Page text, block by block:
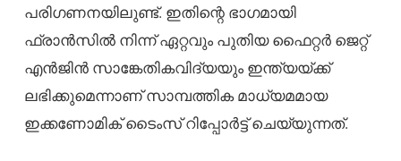
പരിഗണനയിലുണ്ട്. ഇതിന്റെ ഭാഗമായി
ഫ്രാൻസിൽ നിന്ന് ഏറ്റവും പുതിയ ഫൈറ്റർ ജെറ്റ്
എൻജിൻ സാങ്കേതികവിദ്യയും ഇന്ത്യയ്ക്ക്
ലഭിക്കുമെന്നാണ് സാമ്പത്തിക മാധ്യമമായ
ഇക്കണോമിക് ടൈംസ് റിപ്പോർട്ട് ചെയ്യുന്നത്.